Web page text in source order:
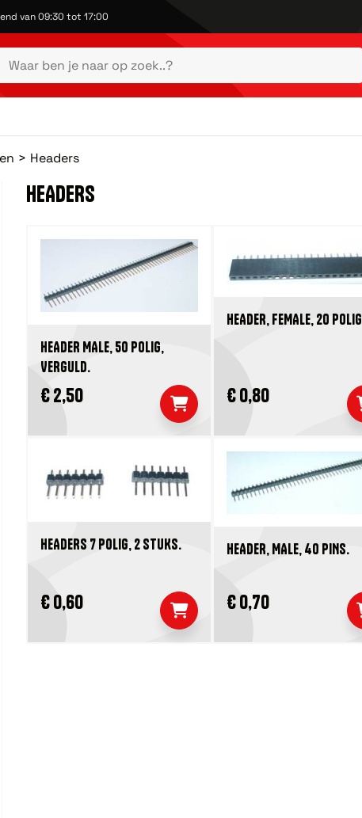
van 09:30 tot 17:00
Headers
HEADERS
HEADER MALE, 50 POLIG,
VERGULD.
€ 2,50
HEADER, FEMALE, 20 POLIG
€ 0,80
HEADERS 7 POLIG, 2 STUKS.
€ 0,60
HEADER, MALE, 40 PINS.
€ 0,70